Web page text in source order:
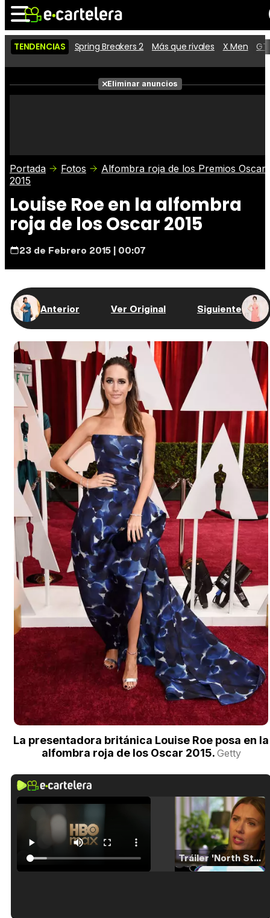
Noticias Cartelera
Películas
Críticas
Entradas
TENDENCIAS Spring Breakers 2 Más que rivales X Men
Eliminar anuncios
Portada Fotos
Alfombra roja de los Premios Oscar
2015
Louise Roe en la alfombra
roja de los Oscar 2015
23 de Febrero 2015 | 00:07
Anterior Ver Original Siguiente
La presentadora británica Louise Roe posa en la
alfombra roja de los Oscar 2015. Getty
Tráiler 'North Star' (2023)